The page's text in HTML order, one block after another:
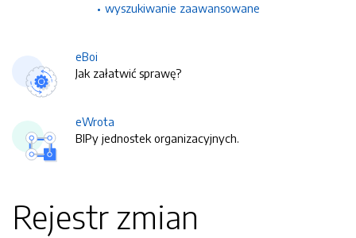
wyszukiwanie zaawansowane
eBoi
Jak załatwić sprawę?
eWrota
BIPy jednostek organizacyjnych.
Rejestr zmian